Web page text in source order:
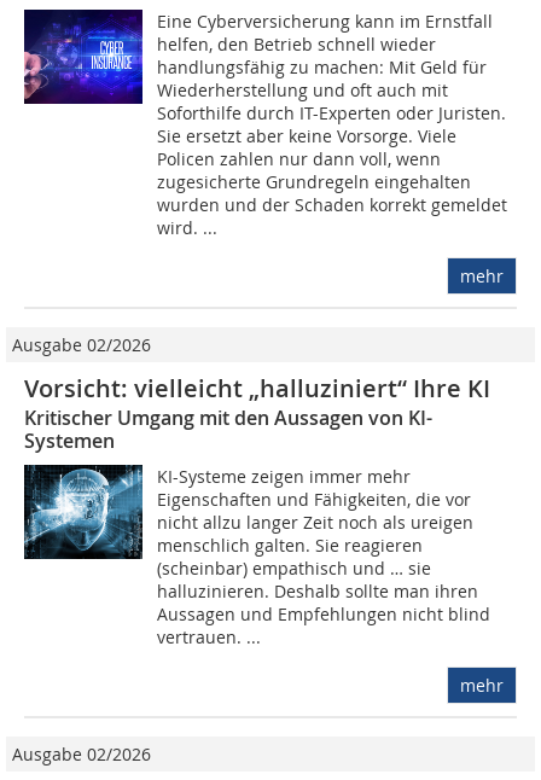
Eine Cyberversicherung kann im Ernstfall
helfen, den Betrieb schnell wieder
handlungsfähig zu machen: Mit Geld für
Wiederherstellung und oft auch mit
Soforthilfe durch IT-Experten oder Juristen.
Sie ersetzt aber keine Vorsorge. Viele
Policen zahlen nur dann voll, wenn
zugesicherte Grundregeln eingehalten
wurden und der Schaden korrekt gemeldet
wird. ...
mehr
Ausgabe 02/2026
Vorsicht: vielleicht „halluziniert“ Ihre KI
Kritischer Umgang mit den Aussagen von KI-
Systemen
KI-Systeme zeigen immer mehr
Eigenschaften und Fähigkeiten, die vor
nicht allzu langer Zeit noch als ureigen
menschlich galten. Sie reagieren
(scheinbar) empathisch und … sie
halluzinieren. Deshalb sollte man ihren
Aussagen und Empfehlungen nicht blind
vertrauen. ...
mehr
Ausgabe 02/2026